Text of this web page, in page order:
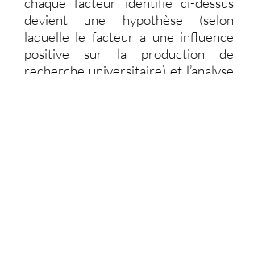
devient une hypothèse (selon
laquelle le facteur a une influence
positive sur la production de
recherche universitaire) et l’analyse